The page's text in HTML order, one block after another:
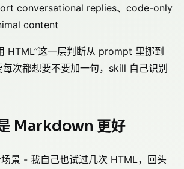
conversational replies、code-only
content
HTML”这一层判断从 prompt 里挪到
次都想要不要加一句，skill 自己识别
Markdown 更好
景 - 我自己也试过几次 HTML，回头